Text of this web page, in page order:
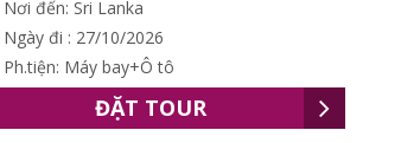
Nơi đến: Sri Lanka
Ngày đi : 27/10/2026
Ph.tiện: Máy bay+Ô tô
ĐẶT TOUR